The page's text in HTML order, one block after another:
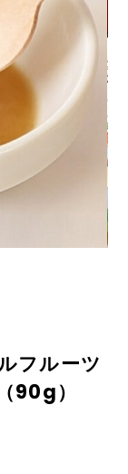
フルーツ
90g）